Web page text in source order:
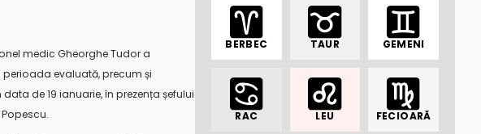
medic Gheorghe Tudor a
evaluată, precum și
de 19 ianuarie, în prezența șefului
BERBEC TAUR GEMENI
RAC LEU FECIOARĂ